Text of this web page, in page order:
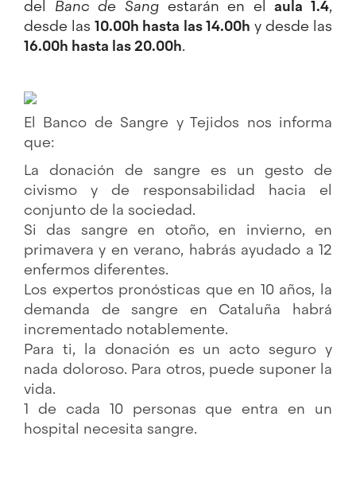
del Banc de Sangestarán en elaula 1.4,
desde las10.00h hasta las 14.00h y desde las
16.00h hasta las 20.00h.
El Banco de Sangre y Tejidos nos informa
que:
La donación de sangre es un gesto de
civismo y de responsabilidad hacia el
conjunto de la sociedad.
Si das sangre en otoño, en invierno, en
primavera y en verano, habrás ayudado a 12
enfermos diferentes.
Los expertos pronósticas que en 10 años, la
demanda de sangre en Cataluña habrá
incrementado notablemente.
Para ti, la donación es un acto seguro y
nada doloroso. Para otros, puede suponer la
vida.
1 de cada 10 personas que entra en un
hospital necesita sangre.